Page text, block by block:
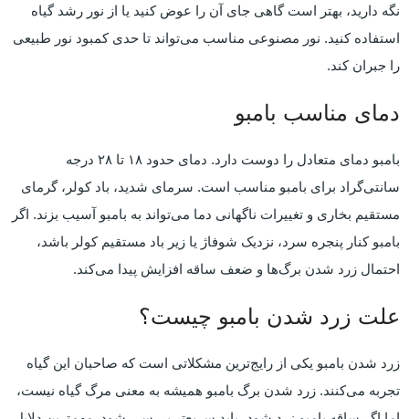
نگه دارید، بهتر است گاهی جای آن را عوض کنید یا از نور رشد گیاه
استفاده کنید. نور مصنوعی مناسب می‌تواند تا حدی کمبود نور طبیعی
را جبران کند.
دمای مناسب بامبو
بامبو دمای متعادل را دوست دارد. دمای حدود ۱۸ تا ۲۸ درجه
سانتی‌گراد برای بامبو مناسب است. سرمای شدید، باد کولر، گرمای
مستقیم بخاری و تغییرات ناگهانی دما می‌تواند به بامبو آسیب بزند. اگر
بامبو کنار پنجره سرد، نزدیک شوفاژ یا زیر باد مستقیم کولر باشد،
احتمال زرد شدن برگ‌ها و ضعف ساقه افزایش پیدا می‌کند.
علت زرد شدن بامبو چیست؟
زرد شدن بامبو یکی از رایج‌ترین مشکلاتی است که صاحبان این گیاه
تجربه می‌کنند. زرد شدن برگ بامبو همیشه به معنی مرگ گیاه نیست،